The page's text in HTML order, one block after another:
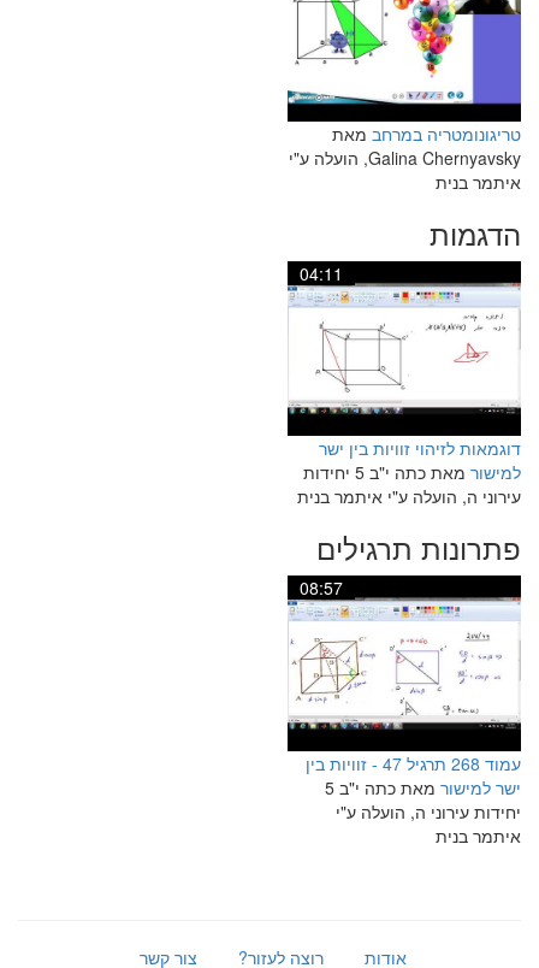
טריגונומטריה במרחב מאת
Galina Chernyavsky, הועלה ע"י
איתמר בנית
הדגמות
04:11
דוגמאות לזיהוי זוויות בין ישר
למישור
מאת כתה י"ב 5 יחידות
עירוני ה, הועלה ע"י איתמר בנית
פתרונות תרגילים
08:57
עמוד 268 תרגיל 47 - זוויות בין
ישר למישור
מאת כתה י"ב 5
יחידות עירוני ה, הועלה ע"י
איתמר בנית
אודות רוצה לעזור? צור קשר